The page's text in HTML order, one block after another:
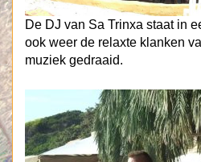
De DJ van Sa Trinxa staat in
ook weer de relaxte klanken
muziek gedraaid.